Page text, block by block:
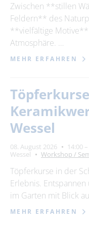
Zwischen **stillen
Feldern** des
**vielfältige
Atmosphäre. …
MEHR ERFAHREN
Wessel
08. August 2026 14:00
Wessel
Workshop /
Töpferkurse in der
Erlebnis.
im Garten mit Blick
MEHR ERFAHREN